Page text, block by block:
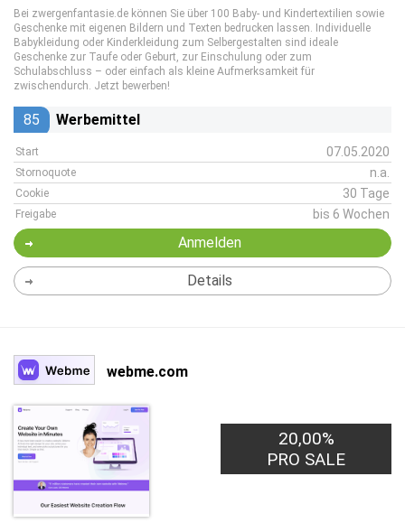
Bei zwergenfantasie.de können Sie über 100 Baby- und Kindertextilien sowie
Geschenke mit eigenen Bildern und Texten bedrucken lassen. Individuelle
Babykleidung oder Kinderkleidung zum Selbergestalten sind ideale
Geschenke zur Taufe oder Geburt, zur Einschulung oder zum
Schulabschluss – oder einfach als kleine Aufmerksamkeit für
zwischendurch. Jetzt bewerben!
85 Werbemittel
Start 07.05.2020
Stornoquote n.a.
Cookie 30 Tage
Freigabe bis 6 Wochen
Anmelden
Details
webme.com
20,00%
PRO SALE